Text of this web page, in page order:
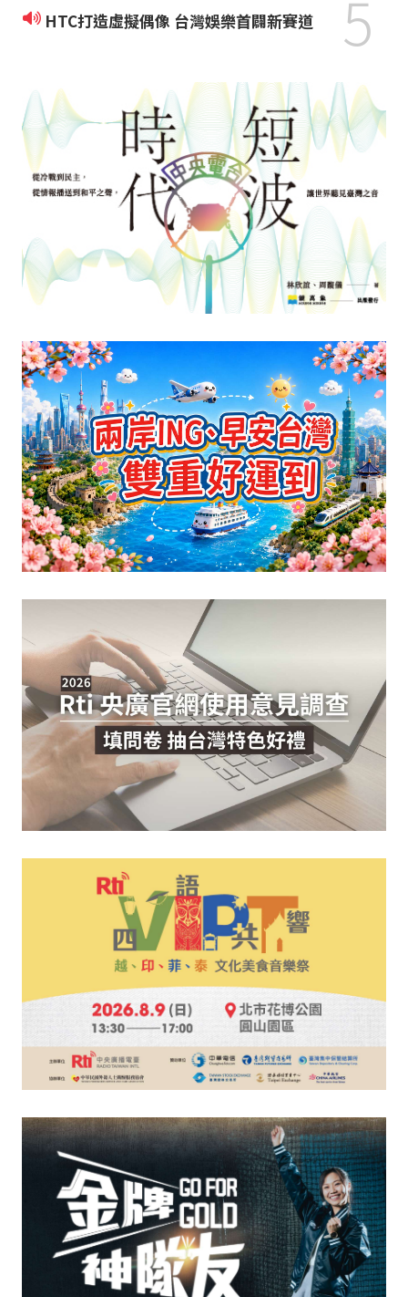
HTC打造虛擬偶像 台灣娛樂首闢新賽道 5